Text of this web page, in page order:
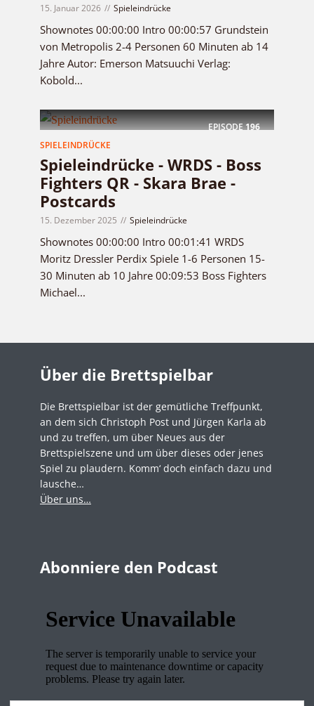
15. Januar 2026 Spieleindrücke
Shownotes 00:00:00 Intro 00:00:57 Grundstein
von Metropolis 2-4 Personen 60 Minuten ab 14
Jahre Autor: Emerson Matsuuchi Verlag:
Kobold...
EPISODE196
SPIELEINDRÜCKE
Spieleindrücke - WRDS - Boss
Fighters QR - Skara Brae -
Postcards
15. Dezember 2025 Spieleindrücke
Shownotes 00:00:00 Intro 00:01:41 WRDS
Moritz Dressler Perdix Spiele 1-6 Personen 15-
30 Minuten ab 10 Jahre 00:09:53 Boss Fighters
Michael...
Über die Brettspielbar
Die Brettspielbar ist der gemütliche Treffpunkt,
an dem sich Christoph Post und Jürgen Karla ab
und zu treffen, um über Neues aus der
Brettspielszene und um über dieses oder jenes
Spiel zu plaudern. Komm‘ doch einfach dazu und
lausche…
Über uns…
Abonniere den Podcast